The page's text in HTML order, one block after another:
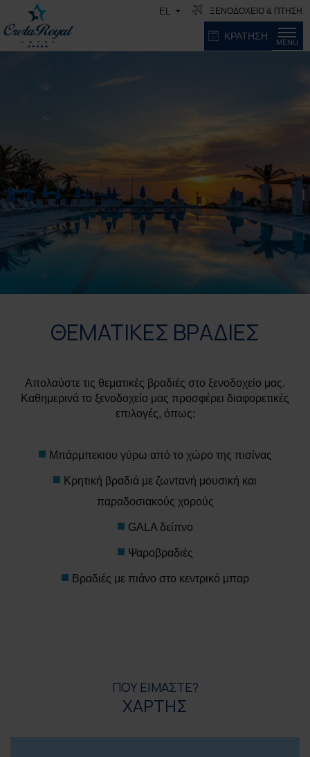
EL ΞΕΝΟΔΟΧΕΙΟ & ΠΤΗΣΗ
MENU
ΚΡΑΤΗΣΗ
ΘΕΜΑΤΙΚΕΣ ΒΡΑΔΙΕΣ
Απολαύστε τις θεματικές βραδιές στο ξενοδοχείο μας.
Καθημερινά το ξενοδοχείο μας προσφέρει διαφορετικές
επιλογές, όπως:
Μπάρμπεκιου γύρω από το χώρο της πισίνας
Κρητική βραδιά με ζωντανή μουσική και
παραδοσιακούς χορούς
GALA δείπνο
Ψαροβραδιές
Βραδιές με πιάνο στο κεντρικό μπαρ
ΠΟΥ ΕΙΜΑΣΤΕ?
ΧΑΡΤΗΣ